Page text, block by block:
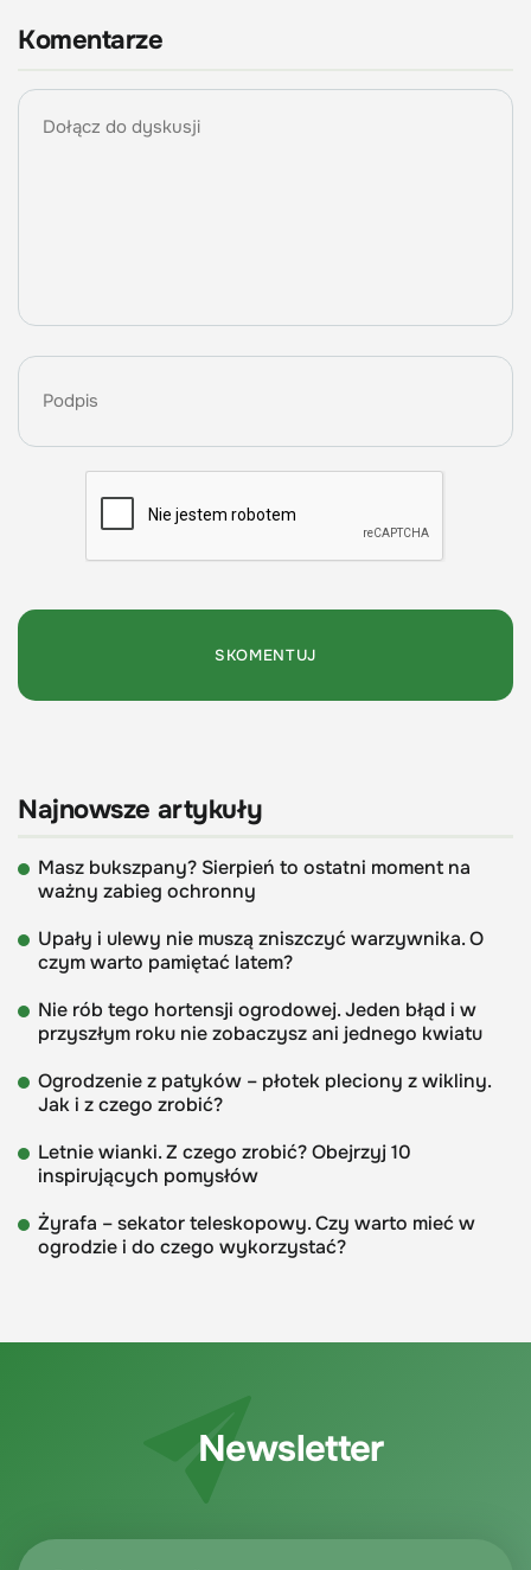
Komentarze
Najnowsze artykuły
Masz bukszpany? Sierpień to ostatni moment na
ważny zabieg ochronny
Upały i ulewy nie muszą zniszczyć warzywnika. O
czym warto pamiętać latem?
Nie rób tego hortensji ogrodowej. Jeden błąd i w
przyszłym roku nie zobaczysz ani jednego kwiatu
Ogrodzenie z patyków – płotek pleciony z wikliny.
Jak i z czego zrobić?
Letnie wianki. Z czego zrobić? Obejrzyj 10
inspirujących pomysłów
Żyrafa – sekator teleskopowy. Czy warto mieć w
ogrodzie i do czego wykorzystać?
Newsletter